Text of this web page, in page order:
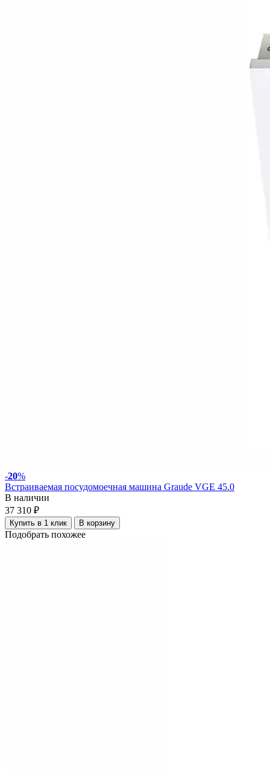
-20%
Встраиваемая посудомоечная машина Graude VGE 45.0
В наличии
37 310 ₽
Купить в 1 клик В корзину
Подобрать похожее